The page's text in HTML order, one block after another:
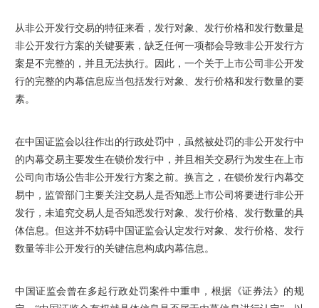
从非公开发行交易的特征来看，发行对象、发行价格和发行数量是
非公开发行方案的关键要素，缺乏任何一项都会导致非公开发行方
案是不完整的，并且无法执行。因此，一个关于上市公司非公开发
行的完整的内幕信息应当包括发行对象、发行价格和发行数量的要
素。
在中国证监会以往作出的行政处罚中，虽然被处罚的非公开发行中
的内幕交易主要发生在锁价发行中，并且相关交易行为发生在上市
公司向市场公告非公开发行方案之前。换言之，在锁价发行内幕交
易中，监管部门主要关注交易人是否知悉上市公司将要进行非公开
发行，未追究交易人是否知悉发行对象、发行价格、发行数量的具
体信息。但这并不妨碍中国证监会认定发行对象、发行价格、发行
数量等非公开发行的关键信息构成内幕信息。
中国证监会曾在多起行政处罚案件中重申，根据《证券法》的规